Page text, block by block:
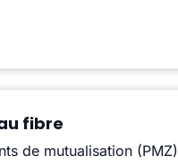
fibre
de mutualisation (PMZ)